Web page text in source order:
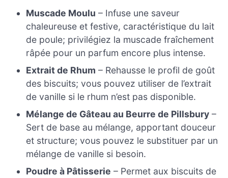
Muscade Moulu – Infuse une saveur
chaleureuse et festive, caractéristique du lait
de poule; privilégiez la muscade fraîchement
râpée pour un parfum encore plus intense.
Extrait de Rhum – Rehausse le profil de goût
des biscuits; vous pouvez utiliser de l’extrait
de vanille si le rhum n’est pas disponible.
Mélange de Gâteau au Beurre de Pillsbury –
Sert de base au mélange, apportant douceur
et structure; vous pouvez le substituer par un
mélange de vanille si besoin.
Poudre à Pâtisserie – Permet aux biscuits de